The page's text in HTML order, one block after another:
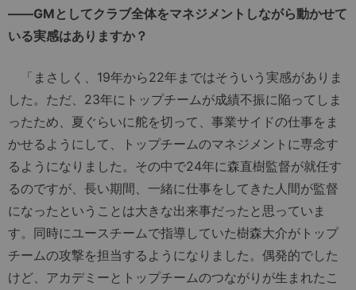
――GMとしてクラブ全体をマネジメントしながら動かせて
いる実感はありますか？
「まさしく、19年から22年まではそういう実感がありま
した。ただ、23年にトップチームが成績不振に陥ってしま
ったため、夏ぐらいに舵を切って、事業サイドの仕事をま
かせるようにして、トップチームのマネジメントに専念す
るようになりました。その中で24年に森直樹監督が就任す
るのですが、長い期間、一緒に仕事をしてきた人間が監督
になったということは大きな出来事だったと思っていま
す。同時にユースチームで指導していた樹森大介がトップ
チームの攻撃を担当するようになりました。偶発的でした
けど、アカデミーとトップチームのつながりが生まれたこ